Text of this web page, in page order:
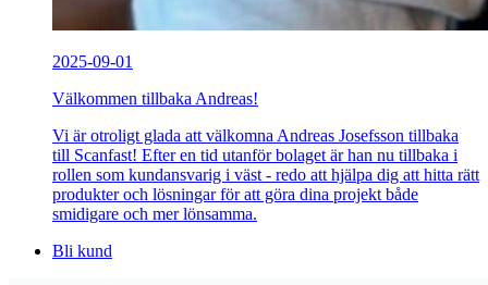
2025-09-01
Välkommen tillbaka Andreas!
Vi är otroligt glada att välkomna Andreas Josefsson tillbaka
till Scanfast! Efter en tid utanför bolaget är han nu tillbaka i
rollen som kundansvarig i väst - redo att hjälpa dig att hitta rätt
produkter och lösningar för att göra dina projekt både
smidigare och mer lönsamma.
Bli kund